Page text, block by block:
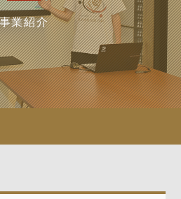
業紹介